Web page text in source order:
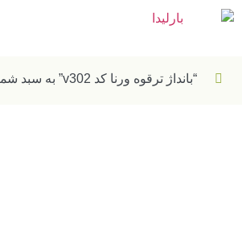
“بانداژ ترقوه ورنا کد v302” به سبد شما افزوده شد.